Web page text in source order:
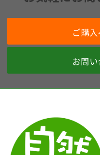
ご購
お問